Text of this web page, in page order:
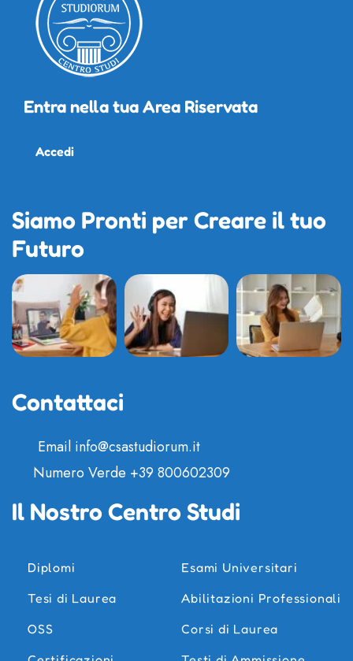
Entra nella tua Area Riservata
Accedi
Siamo Pronti per Creare il tuo
Futuro
Contattaci
Email info@csastudiorum.it
Numero Verde +39 800602309
Il Nostro Centro Studi
Diplomi
Esami Universitari
Tesi di Laurea
Abilitazioni Professionali
OSS
Corsi di Laurea